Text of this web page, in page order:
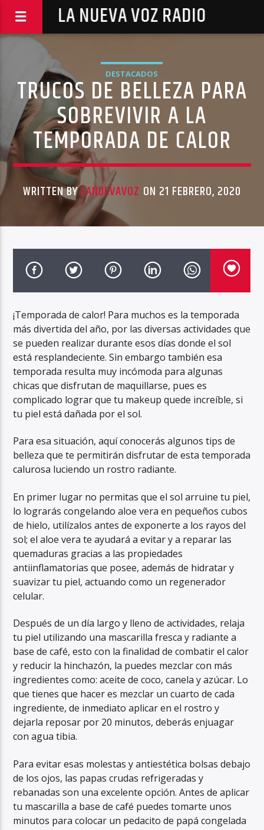
LA NUEVA VOZ RADIO
DESTACADOS
TRUCOS DE BELLEZA PARA
SOBREVIVIR A LA
TEMPORADA DE CALOR
WRITTEN BYLANUEVAVOZ ON 21 FEBRERO, 2020
¡Temporada de calor! Para muchos es la temporada
más divertida del año, por las diversas actividades que
se pueden realizar durante esos días donde el sol
está resplandeciente. Sin embargo también esa
temporada resulta muy incómoda para algunas
chicas que disfrutan de maquillarse, pues es
complicado lograr que tu makeup quede increíble, si
tu piel está dañada por el sol.
Para esa situación, aquí conocerás algunos tips de
belleza que te permitirán disfrutar de esta temporada
calurosa luciendo un rostro radiante.
En primer lugar no permitas que el sol arruine tu piel,
lo lograrás congelando aloe vera en pequeños cubos
de hielo, utilízalos antes de exponerte a los rayos del
sol; el aloe vera te ayudará a evitar y a reparar las
quemaduras gracias a las propiedades
antiinflamatorias que posee, además de hidratar y
suavizar tu piel, actuando como un regenerador
celular.
Después de un día largo y lleno de actividades, relaja
tu piel utilizando una mascarilla fresca y radiante a
base de café, esto con la finalidad de combatir el calor
y reducir la hinchazón, la puedes mezclar con más
ingredientes como: aceite de coco, canela y azúcar. Lo
que tienes que hacer es mezclar un cuarto de cada
ingrediente, de inmediato aplicar en el rostro y
dejarla reposar por 20 minutos, deberás enjuagar
con agua tibia.
Para evitar esas molestas y antiestética bolsas debajo
de los ojos, las papas crudas refrigeradas y
rebanadas son una excelente opción. Antes de aplicar
tu mascarilla a base de café puedes tomarte unos
minutos para colocar un pedacito de papá congelada